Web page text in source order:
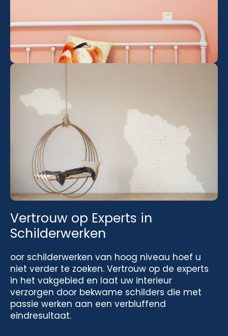
Vertrouw op Experts in
Schilderwerken
oor schilderwerken van hoog niveau hoef u
niet verder te zoeken. Vertrouw op de experts
in het vakgebied en laat uw interieur
verzorgen door bekwame schilders die met
passie werken aan een verbluffend
eindresultaat.